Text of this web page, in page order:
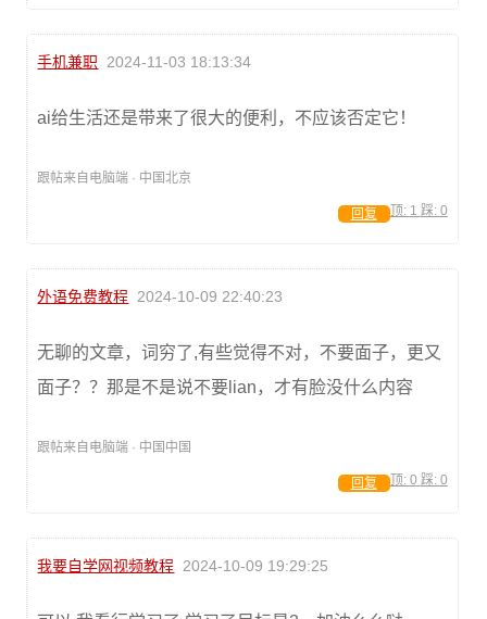
手机兼职 2024-11-03 18:13:34
ai给生活还是带来了很大的便利，不应该否定它！
跟帖来自电脑端 · 中国北京
顶: 1 踩: 0
回复
外语免费教程 2024-10-09 22:40:23
无聊的文章，词穷了,有些觉得不对，不要面子，更又
面子？？那是不是说不要lian，才有脸没什么内容
跟帖来自电脑端 · 中国中国
顶: 0 踩: 0
回复
我要自学网视频教程 2024-10-09 19:29:25